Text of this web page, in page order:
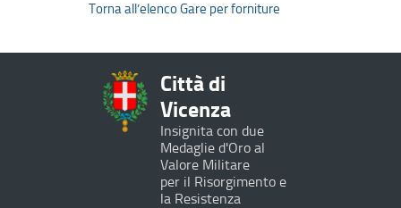
Torna all’elenco Gare per forniture
Città di
Vicenza
Insignita con due
Medaglie d'Oro al
Valore Militare
per il Risorgimento e
la Resistenza